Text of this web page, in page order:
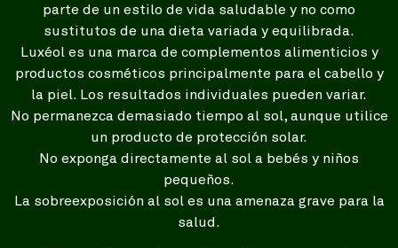
parte de un estilo de vida saludable y no como
sustitutos de una dieta variada y equilibrada.
Luxéol es una marca de complementos alimenticios y
productos cosméticos principalmente para el cabello y
la piel. Los resultados individuales pueden variar.
No permanezca demasiado tiempo al sol, aunque utilice
un producto de protección solar.
No exponga directamente al sol a bebés y niños
pequeños.
La sobreexposición al sol es una amenaza grave para la
salud.